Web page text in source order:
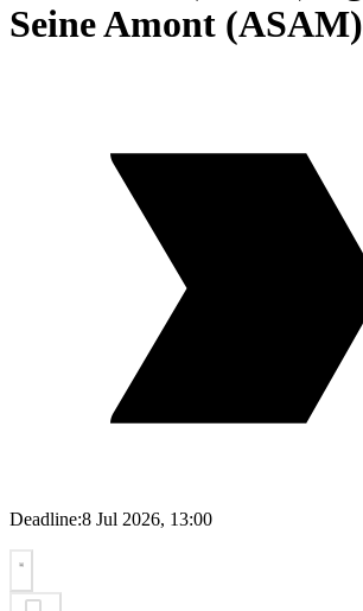
Seine Amont (ASAM)
Deadline:8 Jul 2026, 13:00